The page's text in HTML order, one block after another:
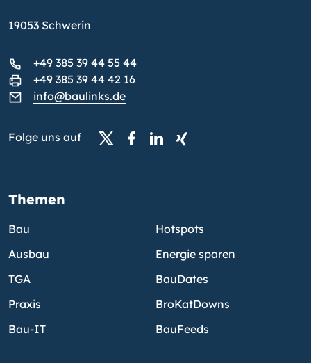
19053 Schwerin
+49 385 39 44 55 44
+49 385 39 44 42 16
info@baulinks.de
Folge uns auf
Themen
Bau
Ausbau
TGA
Praxis
Bau-IT
Hotspots
Energie sparen
BauDates
BroKatDowns
BauFeeds